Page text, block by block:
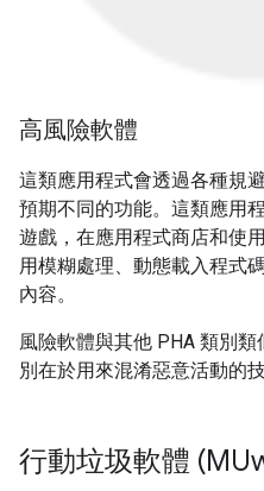
高風險軟體
這類應用程式會透過各種規
預期不同的功能。這類應用
遊戲，在應用程式商店和使
用模糊處理、動態載入程式
內容。
風險軟體與其他 PHA 類別
別在於用來混淆惡意活動的技
行動垃圾軟體